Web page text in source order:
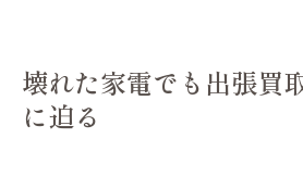
壊れた家電でも出張買
に迫る